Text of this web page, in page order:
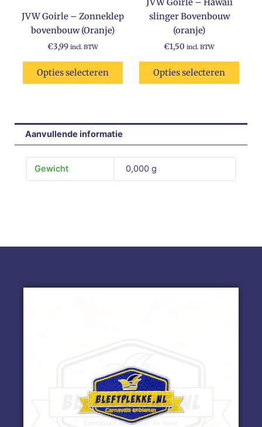
JVW Goirle – Zonneklep
bovenbouw (Oranje)
€3,99 incl. BTW
Opties selecteren
JVW Goirle – Hawaii
slinger Bovenbouw
(oranje)
€1,50 incl. BTW
Opties selecteren
Aanvullende informatie
Gewicht 0,000 g